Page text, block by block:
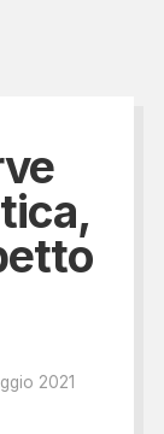
2021